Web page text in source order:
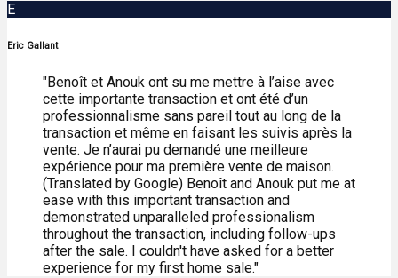
E
Eric Gallant
"Benoît et Anouk ont su me mettre à l’aise avec
cette importante transaction et ont été d’un
professionnalisme sans pareil tout au long de la
transaction et même en faisant les suivis après la
vente. Je n’aurai pu demandé une meilleure
expérience pour ma première vente de maison.
(Translated by Google) Benoît and Anouk put me at
ease with this important transaction and
demonstrated unparalleled professionalism
throughout the transaction, including follow-ups
after the sale. I couldn't have asked for a better
experience for my first home sale."